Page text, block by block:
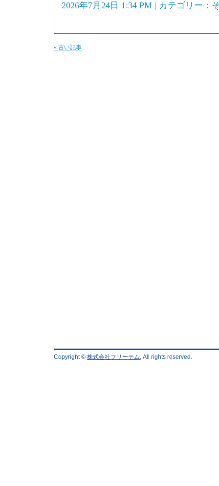
2026年7月24日 1:34 PM | カテゴリー：
« 古い記事
Copyright © 株式会社フリーテム, All rights reserved.